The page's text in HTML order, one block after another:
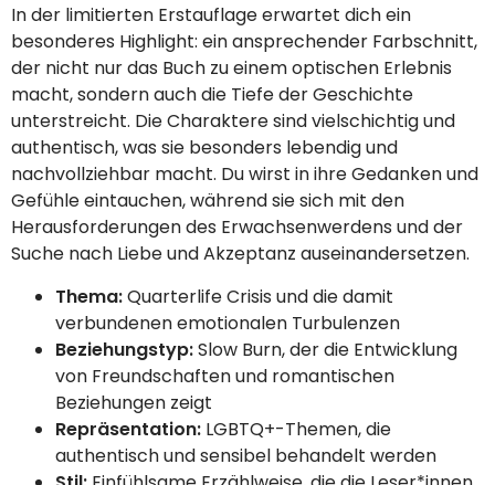
In der limitierten Erstauflage erwartet dich ein
besonderes Highlight: ein ansprechender Farbschnitt,
der nicht nur das Buch zu einem optischen Erlebnis
macht, sondern auch die Tiefe der Geschichte
unterstreicht. Die Charaktere sind vielschichtig und
authentisch, was sie besonders lebendig und
nachvollziehbar macht. Du wirst in ihre Gedanken und
Gefühle eintauchen, während sie sich mit den
Herausforderungen des Erwachsenwerdens und der
Suche nach Liebe und Akzeptanz auseinandersetzen.
Thema:Quarterlife Crisis und die damit
verbundenen emotionalen Turbulenzen
Beziehungstyp:Slow Burn, der die Entwicklung
von Freundschaften und romantischen
Beziehungen zeigt
Repräsentation: LGBTQ+-Themen, die
authentisch und sensibel behandelt werden